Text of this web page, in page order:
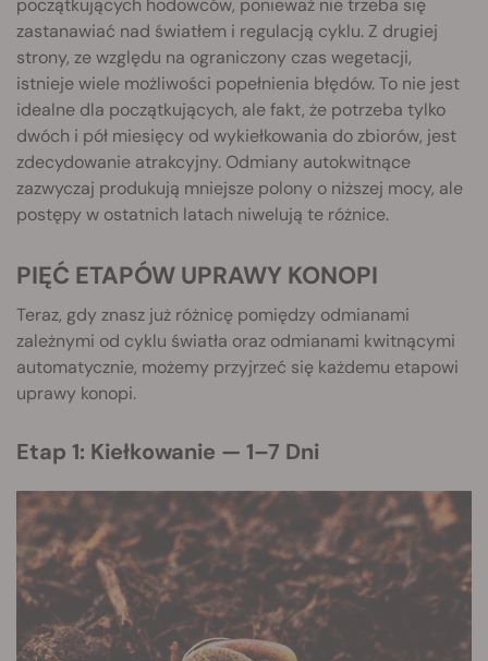
zastanawiać nad światłem i regulacją cyklu. Z drugiej
strony, ze względu na ograniczony czas wegetacji,
istnieje wiele możliwości popełnienia błędów. To nie jest
idealne dla początkujących, ale fakt, że potrzeba tylko
dwóch i pół miesięcy od wykiełkowania do zbiorów, jest
zdecydowanie atrakcyjny. Odmiany autokwitnące
zazwyczaj produkują mniejsze polony o niższej mocy, ale
postępy w ostatnich latach niwelują te różnice.
PIĘĆ ETAPÓW UPRAWY KONOPI
Teraz, gdy znasz już różnicę pomiędzy odmianami
zależnymi od cyklu światła oraz odmianami kwitnącymi
automatycznie, możemy przyjrzeć się każdemu etapowi
uprawy konopi.
Etap 1: Kiełkowanie — 1–7 Dni